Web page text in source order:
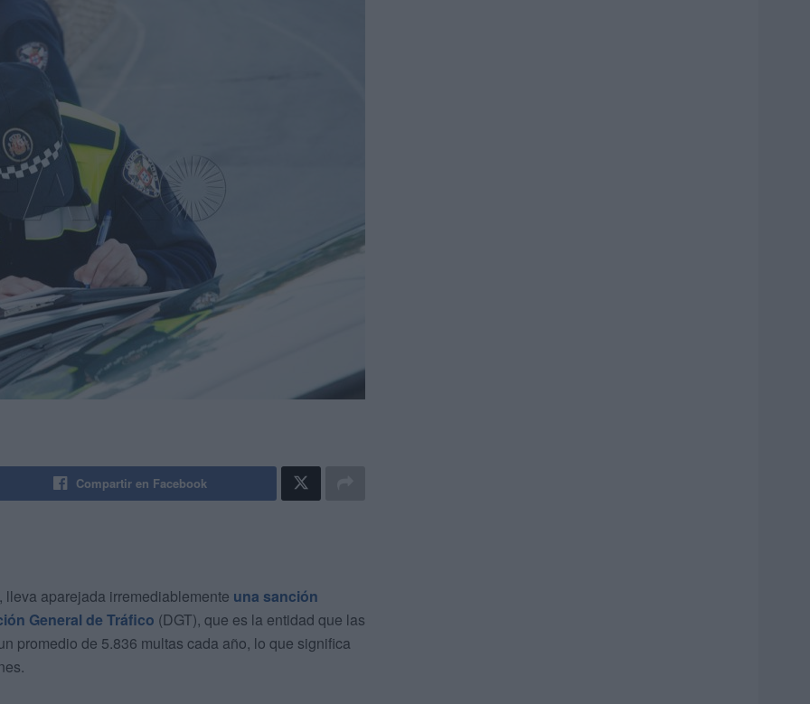
Compartir en Facebook
aparejada irremediablemente una sanción
General de Tráfico (DGT), que es la entidad que las
promedio de 5.836 multas cada año, lo que significa